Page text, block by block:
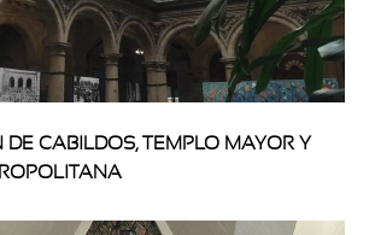
CABILDOS, TEMPLO MAYOR Y